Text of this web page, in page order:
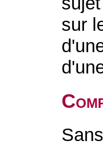
sur